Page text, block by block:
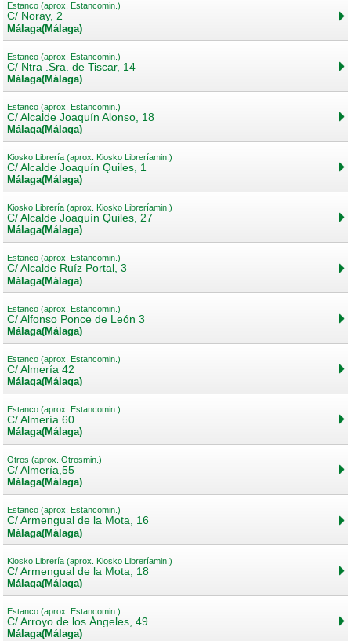
Estanco (aprox. Estancomin.)
C/ Noray, 2
Málaga(Málaga)
Estanco (aprox. Estancomin.)
C/ Ntra .Sra. de Tiscar, 14
Málaga(Málaga)
Estanco (aprox. Estancomin.)
C/ Alcalde Joaquín Alonso, 18
Málaga(Málaga)
Kiosko Librería (aprox. Kiosko Libreríamin.)
C/ Alcalde Joaquín Quiles, 1
Málaga(Málaga)
Kiosko Librería (aprox. Kiosko Libreríamin.)
C/ Alcalde Joaquín Quiles, 27
Málaga(Málaga)
Estanco (aprox. Estancomin.)
C/ Alcalde Ruíz Portal, 3
Málaga(Málaga)
Estanco (aprox. Estancomin.)
C/ Alfonso Ponce de León 3
Málaga(Málaga)
Estanco (aprox. Estancomin.)
C/ Almería 42
Málaga(Málaga)
Estanco (aprox. Estancomin.)
C/ Almería 60
Málaga(Málaga)
Otros (aprox. Otrosmin.)
C/ Almería,55
Málaga(Málaga)
Estanco (aprox. Estancomin.)
C/ Armengual de la Mota, 16
Málaga(Málaga)
Kiosko Librería (aprox. Kiosko Libreríamin.)
C/ Armengual de la Mota, 18
Málaga(Málaga)
Estanco (aprox. Estancomin.)
C/ Arroyo de los Ángeles, 49
Málaga(Málaga)